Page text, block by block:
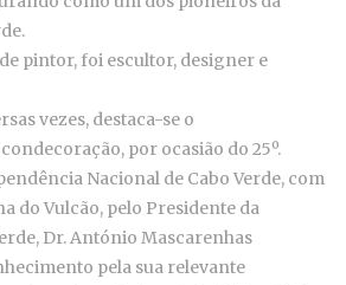
pintor, foi escultor, designer e
vezes, destaca-se o
por ocasião do 25º.
Nacional de Cabo Verde, com
do Vulcão, pelo Presidente da
Dr. António Mascarenhas
pela sua relevante